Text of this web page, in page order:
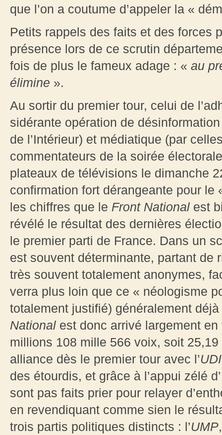
que l’on a coutume d’appeler la «
Petits rappels des faits et des forces
présence lors de ce scrutin
fois de plus le fameux adage : « au
élimine ».
Au sortir du premier tour, celui de
sidérante opération de
de l’Intérieur) et médiatique (par
commentateurs de la soirée
plateaux de télévisions le dimanche
confirmation fort dérangeante pour
les chiffres que le Front National est
révélé le résultat des dernières
le premier parti de France. Dans un
est souvent déterminante, partant de
très souvent totalement anonymes,
verra plus loin que ce « néologisme
totalement justifié) généralement
National est donc arrivé largement
millions 108 mille 566 voix, soit
alliance dès le premier tour avec l’UDI
des étourdis, et grâce à l’appui zélé
sont pas faits prier pour relayer
en revendiquant comme sien le
trois partis politiques distincts : l’UMP